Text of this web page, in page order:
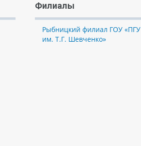
Филиалы
Рыбницкий филиал ГОУ «ПГУ
им. Т.Г. Шевченко»